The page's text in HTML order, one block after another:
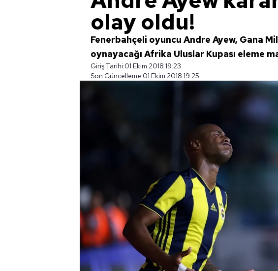
olay oldu!
Fenerbahçeli oyuncu Andre Ayew, Gana
oynayacağı Afrika Uluslar Kupası eleme
Giriş Tarihi:01 Ekim 2018 19:23
Son Güncelleme:01 Ekim 2018 19:25